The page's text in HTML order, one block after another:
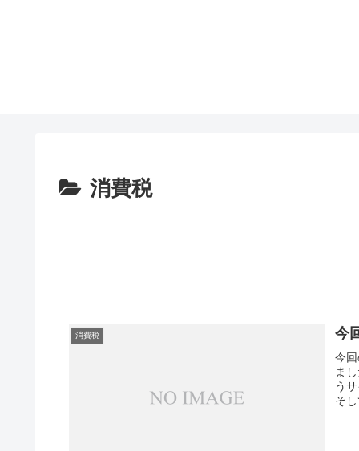
消費税
消費税 今
今
ま
う
そ